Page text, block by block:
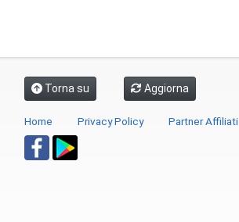
Torna su Aggiorna
Home Privacy Policy Partner Affiliati